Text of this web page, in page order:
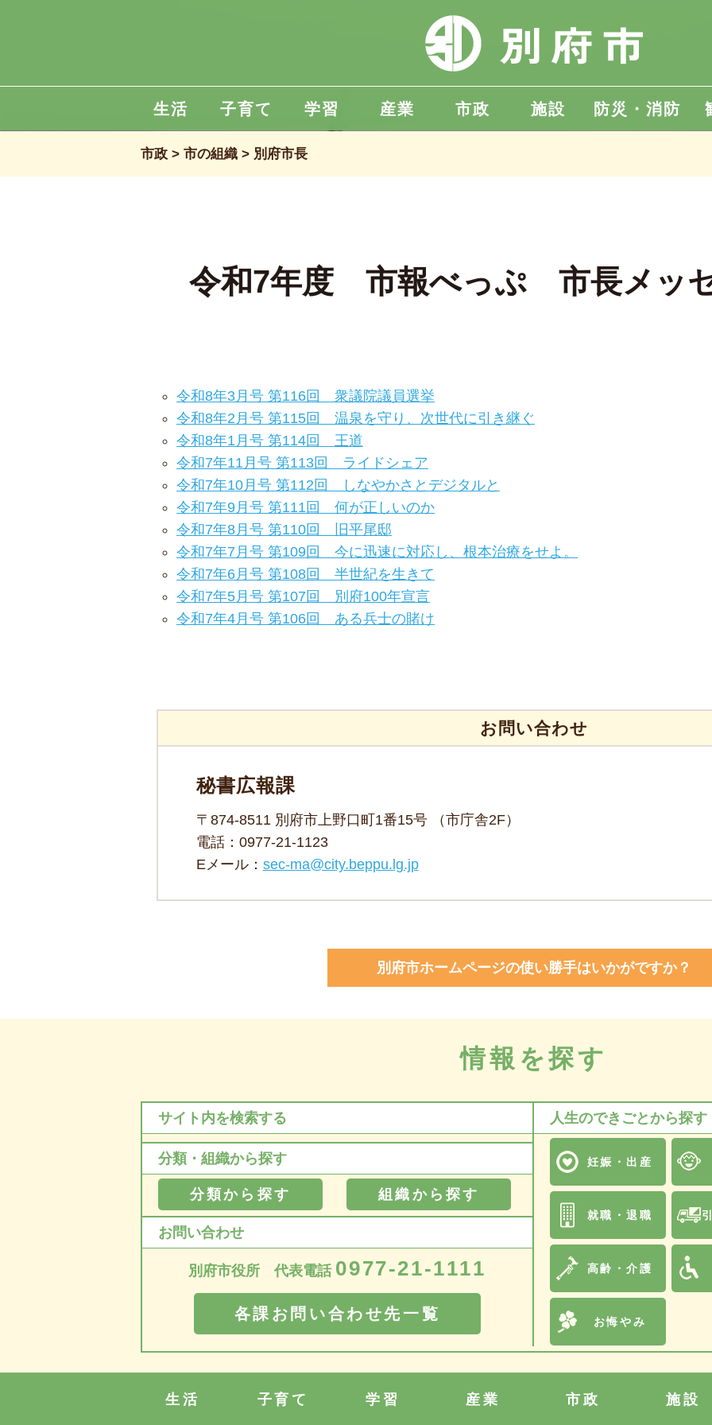
生活 子育て 学習 産業 市政 施設 防災・消防
市政 市の組織 別府市長
令和7年度 市報べっぷ 市長メッ
令和8年3月号 第116回 衆議院議員選挙
令和8年2月号 第115回 温泉を守り、次世代に引き継ぐ
令和8年1月号 第114回 王道
令和7年11月号 第113回 ライドシェア
令和7年10月号 第112回 しなやかさとデジタルと
令和7年9月号 第111回 何が正しいのか
令和7年8月号 第110回 旧平尾邸
令和7年7月号 第109回 今に迅速に対応し、根本治療をせよ。
令和7年6月号 第108回 半世紀を生きて
令和7年5月号 第107回 別府100年宣言
令和7年4月号 第106回 ある兵士の賭け
お問い合わせ
秘書広報課
〒874-8511 別府市上野口町1番15号 （市庁舎2F）
電話： 0977-21-1123
Eメール： sec-ma@city.beppu.lg.jp
別府市ホームページの使い勝手はいかがですか？
情報を探す
サイト内を検索する
分類・組織から探す
分類から探す 組織から探す
お問い合わせ
別府市役所 代表電話 0977-21-1111
各課お問い合わせ先一覧
人生のできごとから探す
妊娠・出産
就職・退職
高齢・介護
お悔やみ
生活 子育て 学習 産業 市政 施設